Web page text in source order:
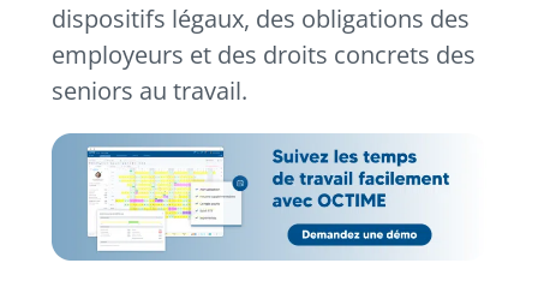
dispositifs légaux, des obligations des
employeurs et des droits concrets des
seniors au travail.